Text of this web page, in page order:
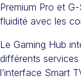
Premium Pro et
fluidité avec les
Le Gaming Hub
différents
l’interface Smart